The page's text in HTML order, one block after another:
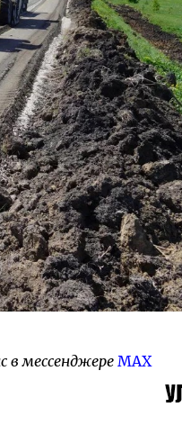
в мессенджере MAX